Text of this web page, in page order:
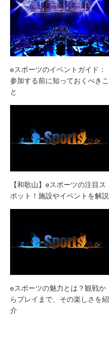
eスポーツのイベントガイド：
参加する前に知っておくべきこ
と
【和歌山】eスポーツの注目ス
ポット！施設やイベントを解説
eスポーツの魅力とは？観戦か
らプレイまで、その楽しさを紹
介